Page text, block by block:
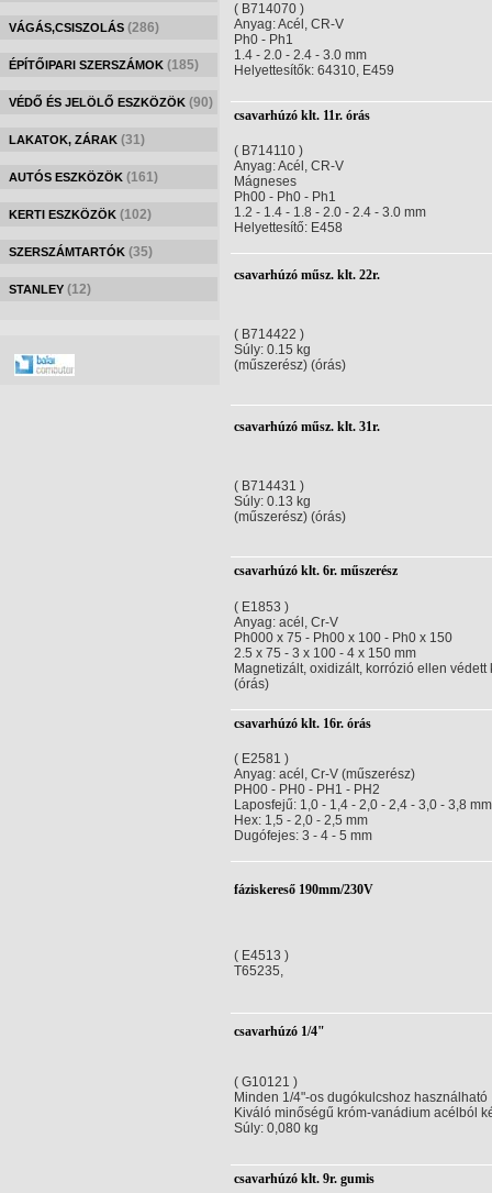
VÁGÁS,CSISZOLÁS (286)
ÉPÍTŐIPARI SZERSZÁMOK (185)
VÉDŐ ÉS JELÖLŐ ESZKÖZÖK (90)
LAKATOK, ZÁRAK (31)
AUTÓS ESZKÖZÖK (161)
KERTI ESZKÖZÖK (102)
SZERSZÁMTARTÓK (35)
STANLEY (12)
( B714070 )
Anyag: Acél, CR-V
Ph0 - Ph1
1.4 - 2.0 - 2.4 - 3.0 mm
Helyettesítők: 64310, E459
csavarhúzó klt. 11r. órás
( B714110 )
Anyag: Acél, CR-V
Mágneses
Ph00 - Ph0 - Ph1
1.2 - 1.4 - 1.8 - 2.0 - 2.4 - 3.0 mm
Helyettesítő: E458
csavarhúzó műsz. klt. 22r.
( B714422 )
Súly: 0.15 kg
(műszerész) (órás)
csavarhúzó műsz. klt. 31r.
( B714431 )
Súly: 0.13 kg
(műszerész) (órás)
csavarhúzó klt. 6r. műszerész
( E1853 )
Anyag: acél, Cr-V
Ph000 x 75 - Ph00 x 100 - Ph0 x 150
2.5 x 75 - 3 x 100 - 4 x 150 mm
Magnetizált, oxidizált, korrózió ellen védett
(órás)
csavarhúzó klt. 16r. órás
( E2581 )
Anyag: acél, Cr-V (műszerész)
PH00 - PH0 - PH1 - PH2
Laposfejű: 1,0 - 1,4 - 2,0 - 2,4 - 3,0 - 3,8 mm
Hex: 1,5 - 2,0 - 2,5 mm
Dugófejes: 3 - 4 - 5 mm
fáziskereső 190mm/230V
( E4513 )
T65235,
csavarhúzó 1/4"
( G10121 )
Minden 1/4"-os dugókulcshoz használható
Kiváló minőségű króm-vanádium acélból
Súly: 0,080 kg
csavarhúzó klt. 9r. gumis